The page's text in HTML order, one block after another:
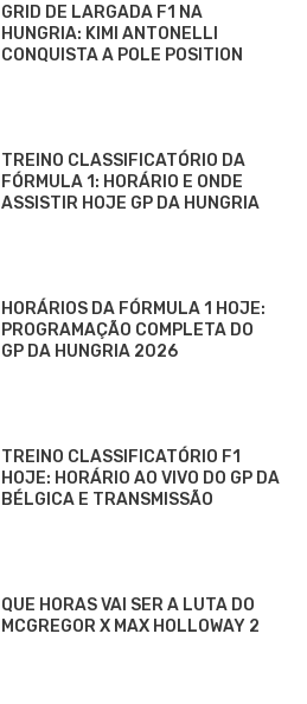
GRID DE LARGADA F1 NA
HUNGRIA: KIMI ANTONELLI
CONQUISTA A POLE POSITION
TREINO CLASSIFICATÓRIO DA
FÓRMULA 1: HORÁRIO E ONDE
ASSISTIR HOJE GP DA HUNGRIA
HORÁRIOS DA FÓRMULA 1 HOJE:
PROGRAMAÇÃO COMPLETA DO
GP DA HUNGRIA 2026
TREINO CLASSIFICATÓRIO F1
HOJE: HORÁRIO AO VIVO DO GP DA
BÉLGICA E TRANSMISSÃO
QUE HORAS VAI SER A LUTA DO
MCGREGOR X MAX HOLLOWAY 2